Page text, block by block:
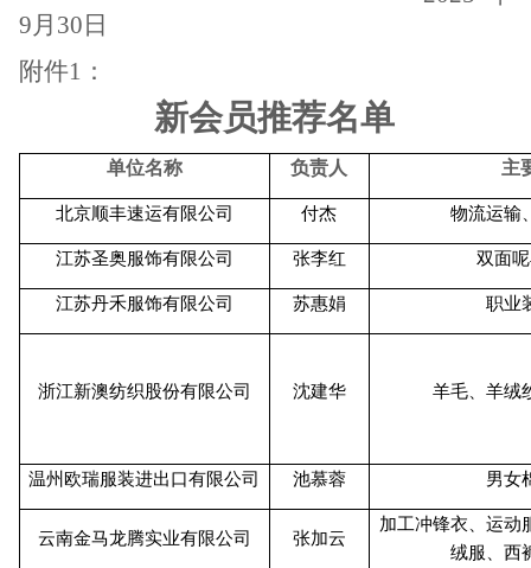
9月30日
附件1：
新会员推荐名单
单位名称 负责人 主
北京顺丰速运有限公司 付杰 物流运输
江苏圣奥服饰有限公司 张李红 双面
江苏丹禾服饰有限公司 苏惠娟 职业
浙江新澳纺织股份有限公司 沈建华 羊毛、羊绒
温州欧瑞服装进出口有限公司 池慕蓉 男女
云南金马龙腾实业有限公司 张加云
加工冲锋衣、运动
绒服、西